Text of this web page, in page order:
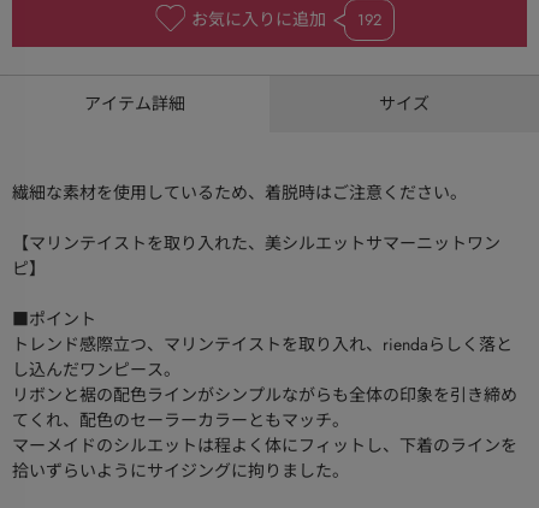
お気に入りに追加 192
アイテム詳細 サイズ
繊細な素材を使用しているため、着脱時はご注意ください。
【マリンテイストを取り入れた、美シルエットサマーニットワン
ピ】
■ポイント
トレンド感際立つ、マリンテイストを取り入れ、riendaらしく落と
し込んだワンピース。
リボンと裾の配色ラインがシンプルながらも全体の印象を引き締め
てくれ、配色のセーラーカラーともマッチ。
マーメイドのシルエットは程よく体にフィットし、下着のラインを
拾いずらいようにサイジングに拘りました。